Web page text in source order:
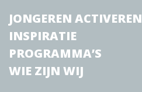
JONGEREN ACTIVEREN
INSPIRATIE
PROGRAMMA’S
WIE ZIJN WIJ